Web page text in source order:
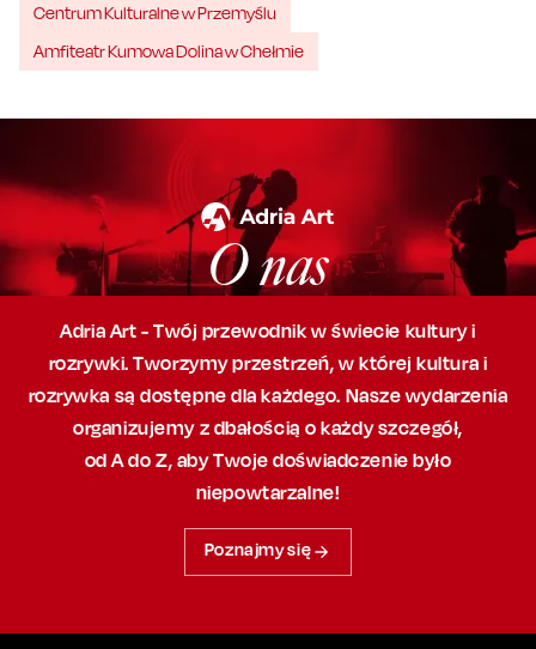
Centrum Kulturalne w Przemyślu
Amfiteatr Kumowa Dolina w Chełmie
O nas
Adria Art - Twój przewodnik w świecie kultury i
rozrywki. Tworzymy przestrzeń,w której kultura i
rozrywka są dostępne dla każdego. Nasze wydarzenia
organizujemy z dbałością o każdy szczegół,
od A do Z, abyTwoje doświadczenie było
niepowtarzalne!
Poznajmy się